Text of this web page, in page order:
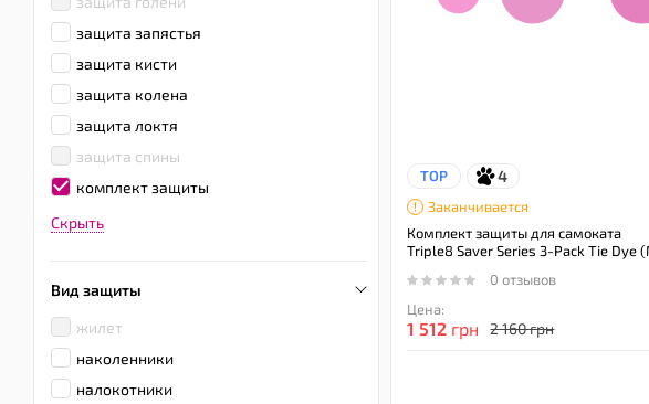
TOP 4
Заканчивается
Комплект защиты для самоката
Triple8 Saver Series 3-Pack Tie Dye
0 отзывов
Цена:
1 512 грн 2 160 грн
защита запястья
защита кисти
защита колена
защита локтя
защита спины
комплект защиты
Скрыть
Вид защиты
жилет
наколенники
налокотники